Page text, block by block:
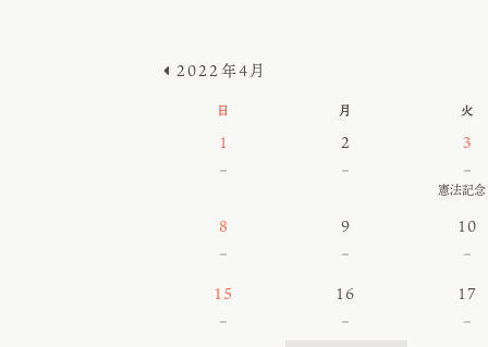
2022年4月
日 月 火
1
－
2
－
3
－
憲法記
8
－
9
－
10
－
15
－
16
－
17
－